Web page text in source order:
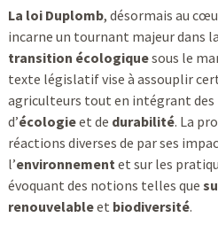
La loi Duplomb, désormais au
incarne un tournant majeur dans
transition écologiquesous le
texte législatif vise à assouplir
agriculteurs tout en intégrant
d’écologieet de durabilité. La
réactions diverses de par ses
l’environnementet sur les
évoquant des notions telles que
renouvelableet biodiversité.